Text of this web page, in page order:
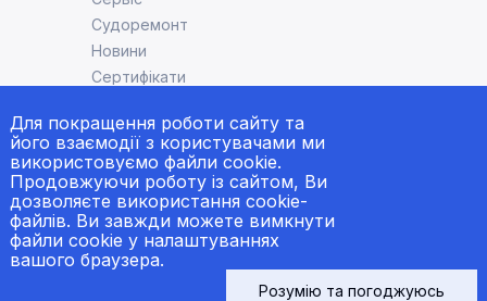
Судоремонт
Новини
Сертифікати
Контакти
e-mail:
welcome@markogroup.com
тел.офіс:
+38 (048) 733-33-39
+38 (067) 556-83-62
+38 (067) 556-95-41
Для покращення роботи сайту та
його взаємодії з користувачами ми
використовуємо файли cookie.
Продовжуючи роботу із сайтом, Ви
дозволяєте використання cookie-
файлів. Ви завжди можете вимкнути
файли cookie у налаштуваннях
вашого браузера.
Розумію та погоджуюсь